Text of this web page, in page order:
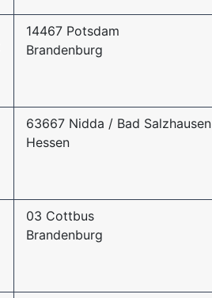
14467 Potsdam
Brandenburg
63667 Nidda / Bad Salzhausen
Hessen
03 Cottbus
Brandenburg